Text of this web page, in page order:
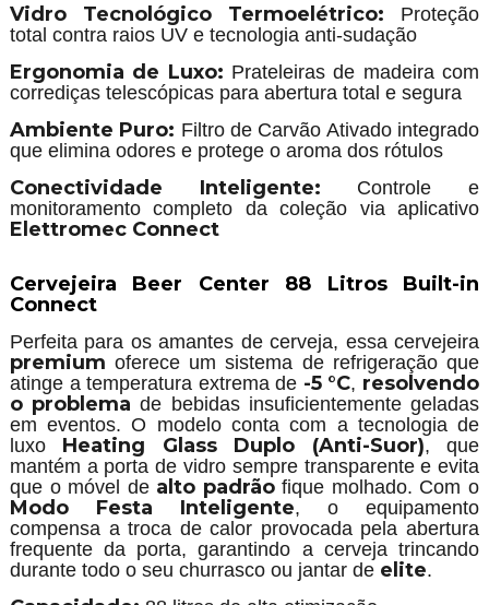
Vidro Tecnológico Termoelétrico: Proteção
total contra raios UV e tecnologia anti-sudação
Ergonomia de Luxo: Prateleiras de madeira com
corrediças telescópicas para abertura total e segura
Ambiente Puro: Filtro de Carvão Ativado integrado
que elimina odores e protege o aroma dos rótulos
Conectividade Inteligente: Controle e
monitoramento completo da coleção via aplicativo
Elettromec Connect
Cervejeira Beer Center 88 Litros Built-in
Connect
Perfeita para os amantes de cerveja, essa cervejeira
premium oferece um sistema de refrigeração que
atinge a temperatura extrema de -5 °C, resolvendo
o problema de bebidas insuficientemente geladas
em eventos. O modelo conta com a tecnologia de
luxo Heating Glass Duplo (Anti-Suor), que
mantém a porta de vidro sempre transparente e evita
que o móvel de alto padrãofique molhado. Com o
Modo Festa Inteligente, o equipamento
compensa a troca de calor provocada pela abertura
frequente da porta, garantindo a cerveja trincando
durante todo o seu churrasco ou jantar de elite.